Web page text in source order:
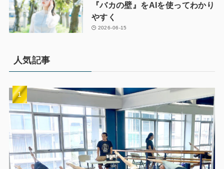
『バカの壁』をAIを使ってわかり
やすく
2026-06-15
人気記事